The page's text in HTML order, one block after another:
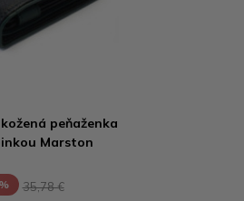
peňaženka
Marston
35,78 €